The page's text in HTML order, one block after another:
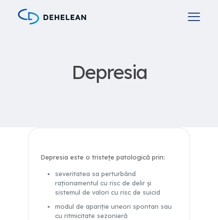
Depresia
Depresia este o tristeţe patologicǎ prin:
severitatea sa perturbând
raţionamentul cu risc de delir şi
sistemul de valori cu risc de suicid
modul de apariţie uneori spontan sau
cu ritmicitate sezonierǎ